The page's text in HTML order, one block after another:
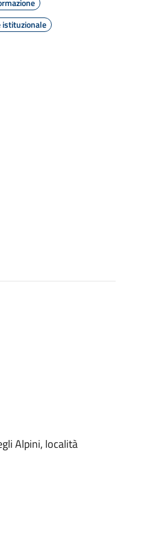
istituzionale
Alpini, località